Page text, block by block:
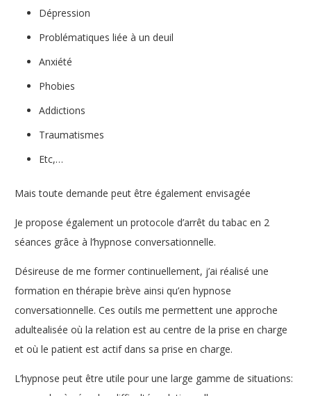
Dépression
Problématiques liée à un deuil
Anxiété
Phobies
Addictions
Traumatismes
Etc,…
Mais toute demande peut être également envisagée
Je propose également un protocole d’arrêt du tabac en 2
séances grâce à l’hypnose conversationnelle.
Désireuse de me former continuellement, j’ai réalisé une
formation en thérapie brève ainsi qu’en hypnose
conversationnelle. Ces outils me permettent une approche
adultealisée où la relation est au centre de la prise en charge
et où le patient est actif dans sa prise en charge.
L’hypnose peut être utile pour une large gamme de situations: